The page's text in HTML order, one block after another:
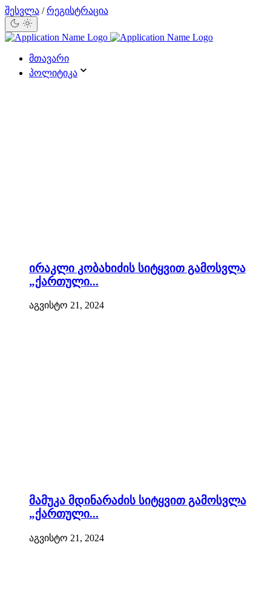
შესვლა / რეგისტრაცია
მთავარი
პოლიტიკა
ირაკლი კობახიძის სიტყვით გამოსვლა
„ქართული...
აგვისტო 21, 2024
მამუკა მდინარაძის სიტყვით გამოსვლა
„ქართული...
აგვისტო 21, 2024